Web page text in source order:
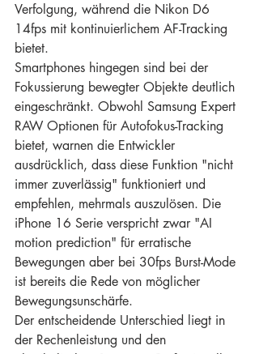
Verfolgung, während die Nikon D6
14fps mit kontinuierlichem AF-Tracking
bietet.
Smartphones hingegen sind bei der
Fokussierung bewegter Objekte deutlich
eingeschränkt. Obwohl Samsung Expert
RAW Optionen für Autofokus-Tracking
bietet, warnen die Entwickler
ausdrücklich, dass diese Funktion "nicht
immer zuverlässig" funktioniert und
empfehlen, mehrmals auszulösen. Die
iPhone 16 Serie verspricht zwar "AI
motion prediction" für erratische
Bewegungen aber bei 30fps Burst-Mode
ist bereits die Rede von möglicher
Bewegungsunschärfe.
Der entscheidende Unterschied liegt in
der Rechenleistung und den